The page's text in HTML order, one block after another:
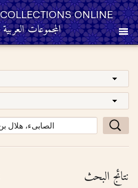
ONLINE
المجموعات
Other Resources
Browse
Browse by Category
Search
نتائج البحث